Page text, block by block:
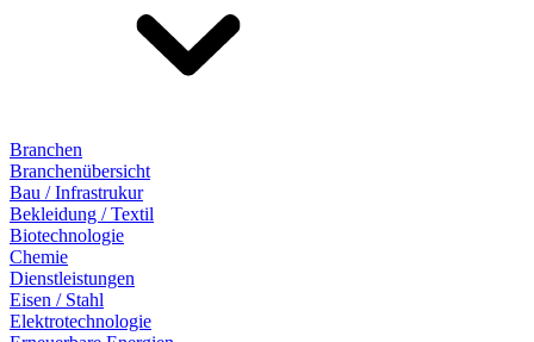
Branchen
Branchenübersicht
Bau / Infrastrukur
Bekleidung / Textil
Biotechnologie
Chemie
Dienstleistungen
Eisen / Stahl
Elektrotechnologie